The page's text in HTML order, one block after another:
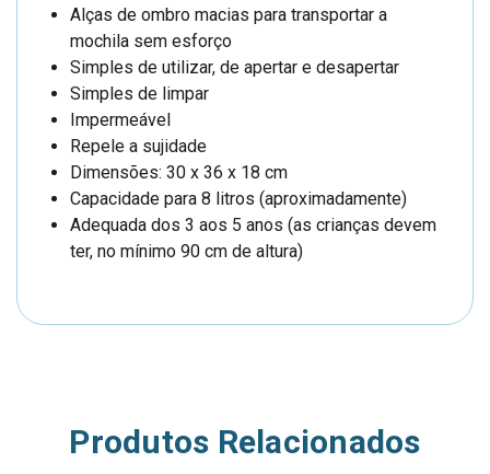
Alças de ombro macias para transportar a
mochila sem esforço
Simples de utilizar, de apertar e desapertar
Simples de limpar
Impermeável
Repele a sujidade
Dimensões: 30 x 36 x 18 cm
Capacidade para 8 litros (aproximadamente)
Adequada dos 3 aos 5 anos (as crianças devem
ter, no mínimo 90 cm de altura)
Produtos Relacionados